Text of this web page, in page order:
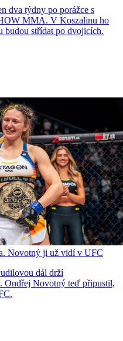
dva týdny po porážce s
MMA. V Koszalinu ho
budou střídat po dvojicích.
Novotný ji už vidí v UFC
dál drží
Ondřej Novotný teď připustil,